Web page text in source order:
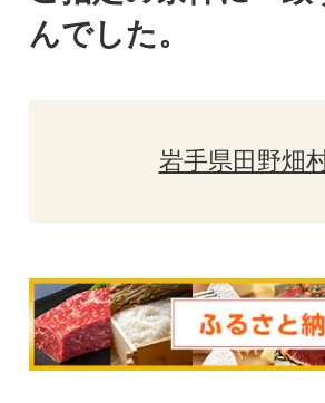
んでした。
岩手県田野畑